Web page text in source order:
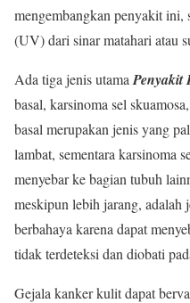
mengembangkan penyakit ini,
(UV) dari sinar matahari atau
Ada tiga jenis utama Penyakit
basal, karsinoma sel
basal merupakan jenis yang
lambat, sementara karsinoma
menyebar ke bagian tubuh
meskipun lebih jarang,
berbahaya karena dapat
tidak terdeteksi dan diobati
Gejala kanker kulit dapat